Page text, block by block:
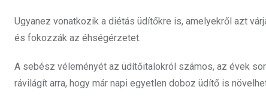
Ugyanez vonatkozik a diétás üdítőkre is, amelyekről azt
és fokozzák az éhségérzetet.
A sebész véleményét az üdítőitalokról számos, az évek
rávilágít arra, hogy már napi egyetlen doboz üdítő is